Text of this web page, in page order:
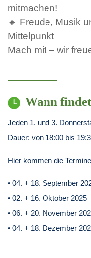
mitmachen!
🔸 Freude, Musik
Mittelpunkt
Mach mit – wir
Wann
Jeden 1. und 3.
Dauer: von 18:00 bis
Hier kommen die
• 04. + 18. September
• 02. + 16. Oktober 2025
• 06. + 20. November
• 04. + 18. Dezember